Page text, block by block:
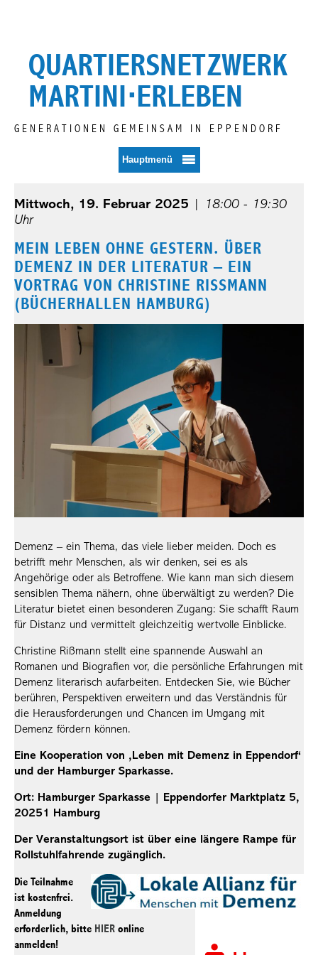
springen
QUARTIERSNETZWERK
MARTINI⋅ERLEBEN
GENERATIONEN GEMEINSAM IN EPPENDORF
Hauptmenü
Mittwoch, 19. Februar 2025
18:00 - 19:30
Uhr
MEIN LEBEN OHNE GESTERN. ÜBER
DEMENZ IN DER LITERATUR – EIN
VORTRAG VON CHRISTINE RISSMANN (
BÜCHERHALLEN HAMBURG)
Demenz – ein Thema, das viele lieber meiden. Doch es
betrifft mehr Menschen, als wir denken, sei es als
Angehörige oder als Betroffene. Wie kann man sich diesem
sensiblen Thema nähern, ohne überwältigt zu werden? Die
Literatur bietet einen besonderen Zugang: Sie schafft Raum
für Distanz und vermittelt gleichzeitig wertvolle Einblicke.
Christine Rißmann stellt eine spannende Auswahl an
Romanen und Biografien vor, die persönliche Erfahrungen mit
Demenz literarisch aufarbeiten. Entdecken Sie, wie Bücher
berühren, Perspektiven erweitern und das Verständnis für
die Herausforderungen und Chancen im Umgang mit
Demenz fördern können.
Eine Kooperation von ‚Leben mit Demenz in Eppendorf‘
und der Hamburger Sparkasse.
Ort: Hamburger Sparkasse | Eppendorfer Marktplatz 5,
20251 Hamburg
Der Veranstaltungsort ist über eine längere Rampe für
Rollstuhlfahrende zugänglich.
Die Teilnahme
ist kostenfrei.
Anmeldung
erforderlich, bitte HIER online
anmelden!